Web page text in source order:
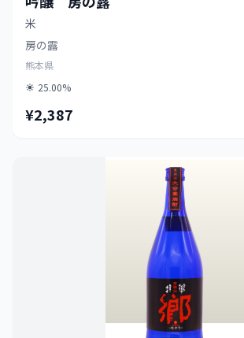
米
房の露
熊本県
25.00%
¥2,387